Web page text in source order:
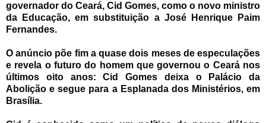
governador do Ceará, Cid Gomes, como o novo ministro
da Educação, em substituição a José Henrique Paim
Fernandes.
O anúncio põe fim a quase dois meses de especulações
e revela o futuro do homem que governou o Ceará nos
últimos oito anos: Cid Gomes deixa o Palácio da
Abolição e segue para a Esplanada dos Ministérios, em
Brasília.